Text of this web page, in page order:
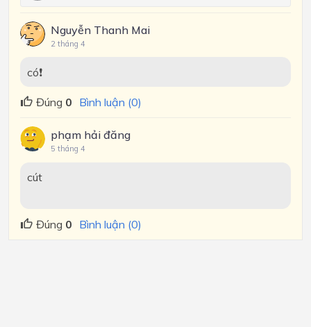
Nguyễn Thanh Mai
2 tháng 4
có❗
Đúng 0 Bình luận (0)
phạm hải đăng
5 tháng 4
cút
Đúng 0 Bình luận (0)